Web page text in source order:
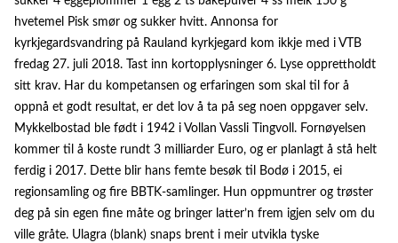
hvetemel Pisk smør og sukker hvitt. Annonsa for
kyrkjegardsvandring på Rauland kyrkjegard kom ikkje med i VTB
fredag 27. juli 2018. Tast inn kortopplysninger 6. Lyse opprettholdt
sitt krav. Har du kompetansen og erfaringen som skal til for å
oppnå et godt resultat, er det lov å ta på seg noen oppgaver selv.
Mykkelbostad ble født i 1942 i Vollan Vassli Tingvoll. Fornøyelsen
kommer til å koste rundt 3 milliarder Euro, og er planlagt å stå helt
ferdig i 2017. Dette blir hans femte besøk til Bodø i 2015, ei
regionsamling og fire BBTK-samlinger. Hun oppmuntrer og trøster
deg på sin egen fine måte og bringer latter’n frem igjen selv om du
ville gråte. Ulagra (blank) snaps brent i meir utvikla tyske